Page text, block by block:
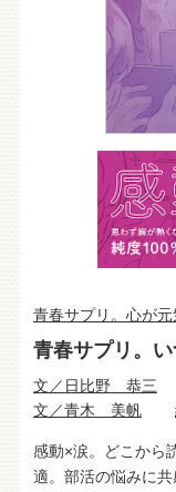
青春サプリ。心が
青春サプリ。
文／日比野 恭三
文／青木 美帆
感動×涙。どこから
適。部活の悩みに